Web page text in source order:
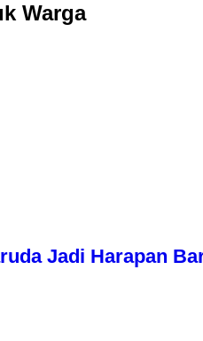
Warga
Jadi Harapan